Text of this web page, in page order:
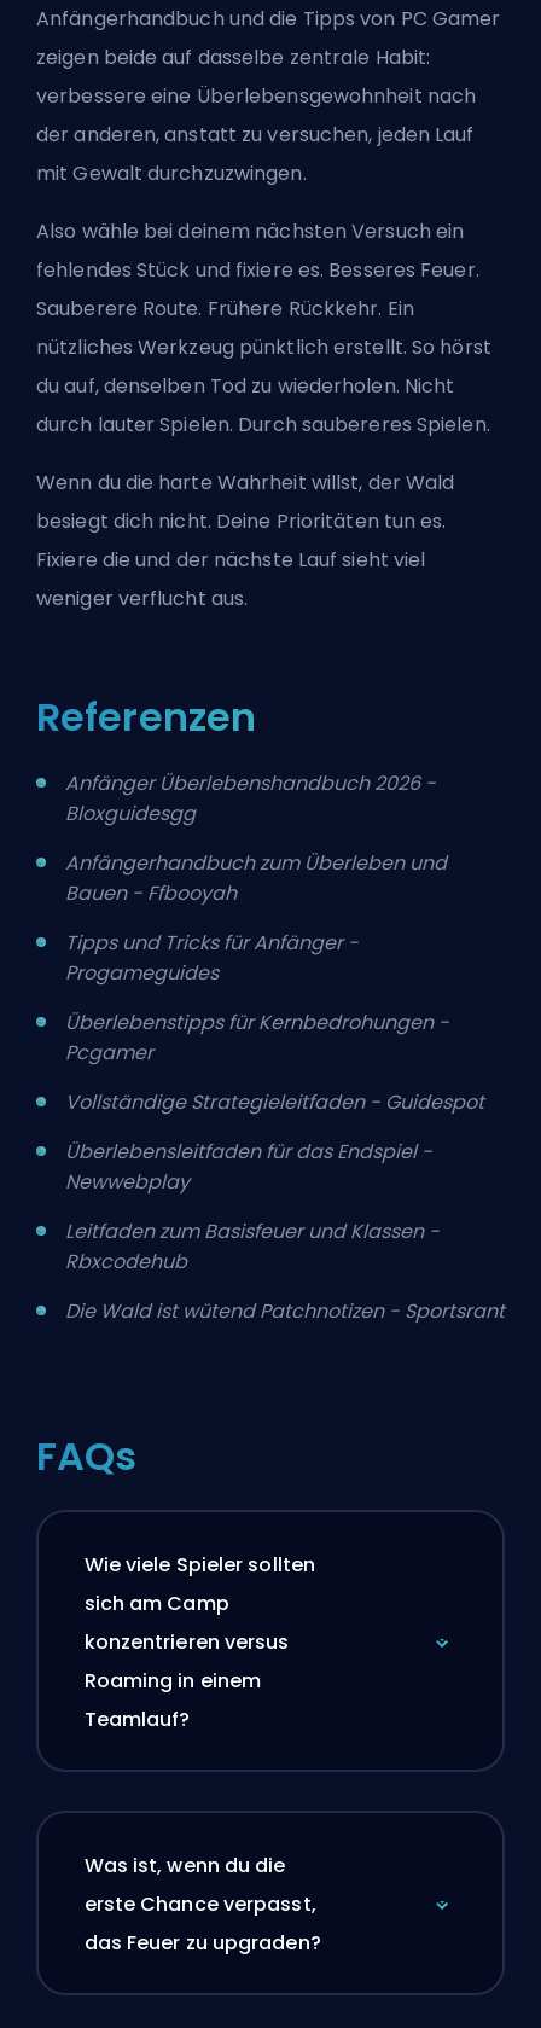
Anfängerhandbuch und die Tipps von PC Gamer
zeigen beide auf dasselbe zentrale Habit:
verbessere eine Überlebensgewohnheit nach
der anderen, anstatt zu versuchen, jeden Lauf
mit Gewalt durchzuzwingen.
Also wähle bei deinem nächsten Versuch ein
fehlendes Stück und fixiere es. Besseres Feuer.
Sauberere Route. Frühere Rückkehr. Ein
nützliches Werkzeug pünktlich erstellt. So hörst
du auf, denselben Tod zu wiederholen. Nicht
durch lauter Spielen. Durch saubereres Spielen.
Wenn du die harte Wahrheit willst, der Wald
besiegt dich nicht. Deine Prioritäten tun es.
Fixiere die und der nächste Lauf sieht viel
weniger verflucht aus.
Referenzen
Anfänger Überlebenshandbuch 2026 -
Bloxguidesgg
Anfängerhandbuch zum Überleben und
Bauen - Ffbooyah
Tipps und Tricks für Anfänger -
Progameguides
Überlebenstipps für Kernbedrohungen -
Pcgamer
Vollständige Strategieleitfaden - Guidespot
Überlebensleitfaden für das Endspiel -
Newwebplay
Leitfaden zum Basisfeuer und Klassen -
Rbxcodehub
Die Wald ist wütend Patchnotizen - Sportsrant
FAQs
Wie viele Spieler sollten
sich am Camp
konzentrieren versus
Roaming in einem
Teamlauf?
Was ist, wenn du die
erste Chance verpasst,
das Feuer zu upgraden?